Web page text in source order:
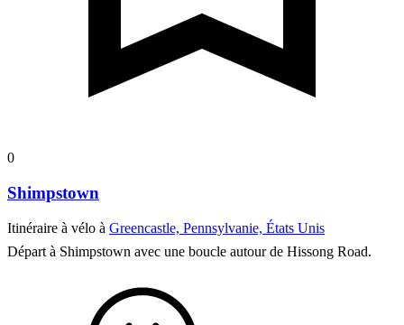
0
Shimpstown
Itinéraire à vélo à Greencastle, Pennsylvanie, États Unis
Départ à Shimpstown avec une boucle autour de Hissong Road.